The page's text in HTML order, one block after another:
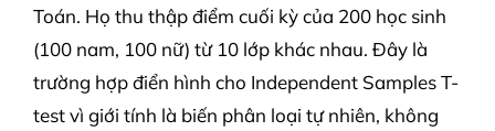
Toán. Họ thu thập điểm cuối kỳ của 200 học sinh
(100 nam, 100 nữ) từ 10 lớp khác nhau. Đây là
trường hợp điển hình cho Independent Samples T-
test vì giới tính là biến phân loại tự nhiên, không